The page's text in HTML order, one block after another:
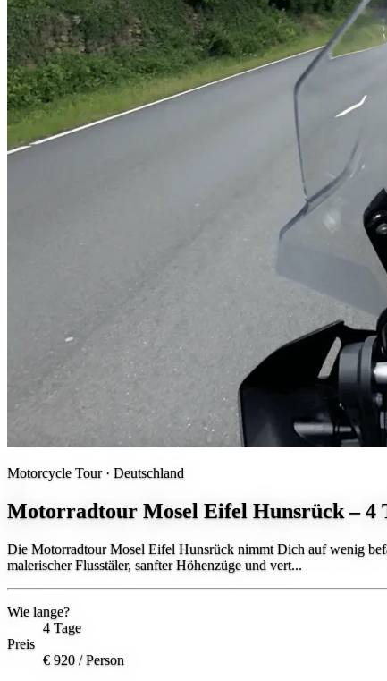
Motorcycle Tour · Deutschland
Motorradtour Mosel Eifel Hunsrück – 4
Die Motorradtour Mosel Eifel Hunsrück nimmt Dich auf wenig
malerischer Flusstäler, sanfter Höhenzüge und vert...
Wie lange?
4 Tage
Preis
€ 920 / Person